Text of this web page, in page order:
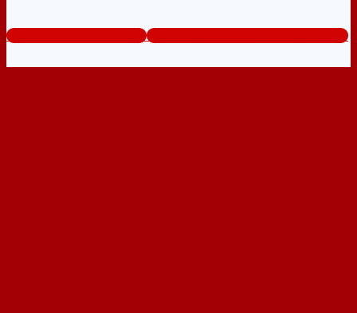
www.muabancuathep.com Tổng đài tư vấn miễn phí: 0824.400.400